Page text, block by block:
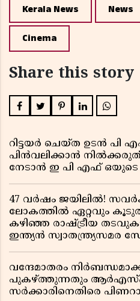
Kerala News News
Cinema
Share this story
റിട്ടയർ ചെയ്ത ഉടൻ
പിൻവലിക്കാൻ
നേടാൻ ഇ പി എഫ് ഒയുടെ
47 വർഷം ജയിലിൽ!
ലോകത്തിൽ ഏറ്റവും
കഴിഞ്ഞ രാഷ്ട്രീയ
ഇന്ത്യൻ സ്വാതന്ത്ര്യസമര
വന്ദേമാതരം
പുകഴ്ത്തുന്നതും
സർക്കാരിനെതിരെ